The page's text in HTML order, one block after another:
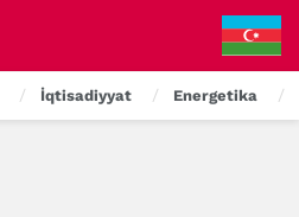
İqtisadiyyat Energetika